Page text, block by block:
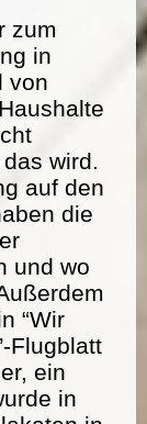
zum
in
von
wird.
auf den
die
und wo
“Wir
Flugblatt
ein
in